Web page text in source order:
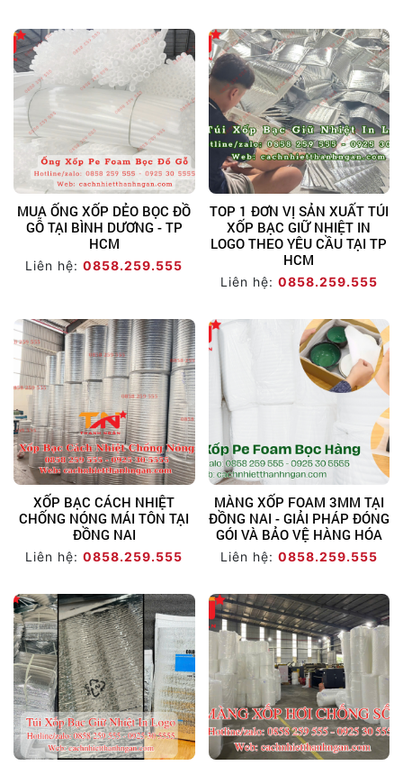
MUA ỐNG XỐP DẺO BỌC ĐỒ
GỖ TẠI BÌNH DƯƠNG - TP
HCM
Liên hệ:0858.259.555
TOP 1 ĐƠN VỊ SẢN XUẤT TÚI
XỐP BẠC GIỮ NHIỆT IN
LOGO THEO YÊU CẦU TẠI TP
HCM
Liên hệ: 0858.259.555
XỐP BẠC CÁCH NHIỆT
CHỐNG NÓNG MÁI TÔN TẠI
ĐỒNG NAI
Liên hệ:0858.259.555
MÀNG XỐP FOAM 3MM TẠI
ĐỒNG NAI - GIẢI PHÁP ĐÓNG
GÓI VÀ BẢO VỆ HÀNG HÓA
Liên hệ: 0858.259.555